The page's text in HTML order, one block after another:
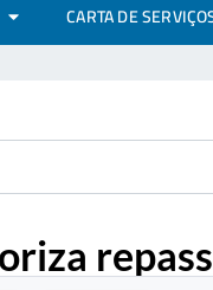
CARTA DE